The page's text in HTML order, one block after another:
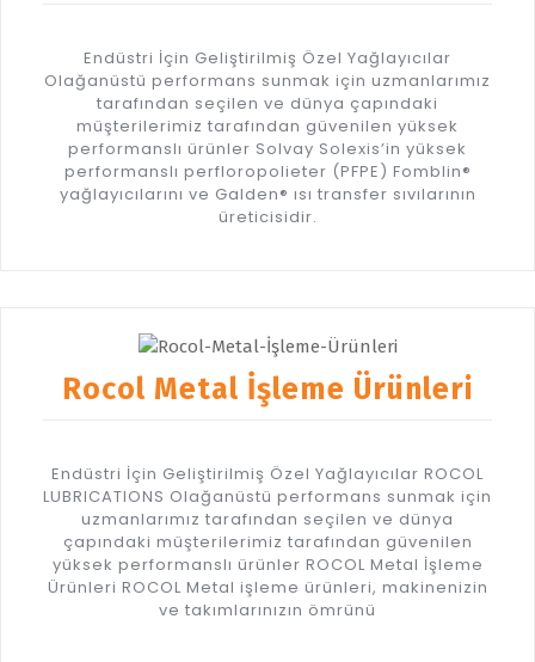
Endüstri İçin Geliştirilmiş Özel Yağlayıcılar
Olağanüstü performans sunmak için uzmanlarımız
tarafından seçilen ve dünya çapındaki
müşterilerimiz tarafından güvenilen yüksek
performanslı ürünler Solvay Solexis’in yüksek
performanslı perfloropolieter (PFPE) Fomblin®
yağlayıcılarını ve Galden® ısı transfer sıvılarının
üreticisidir.
Rocol Metal İşleme Ürünleri
Endüstri İçin Geliştirilmiş Özel Yağlayıcılar ROCOL
LUBRICATIONS Olağanüstü performans sunmak için
uzmanlarımız tarafından seçilen ve dünya
çapındaki müşterilerimiz tarafından güvenilen
yüksek performanslı ürünler ROCOL Metal İşleme
Ürünleri ROCOL Metal işleme ürünleri, makinenizin
ve takımlarınızın ömrünü